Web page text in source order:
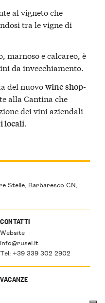
Stelle, Barbaresco CN,
CONTATTI
Website
info@rusel.it
Tel: +39 339 302 2902
VACANZE
—
al vigneto che
tra le vigne di
marnoso e calcareo, è
da invecchiamento.
del nuovowine shop-
alla Cantina che
dei vini aziendali
locali